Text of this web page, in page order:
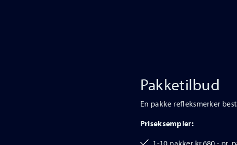
Pakketilbud
En pakke refleksmerker
Priseksempler:
1-10 pakker kr.680.- pr.